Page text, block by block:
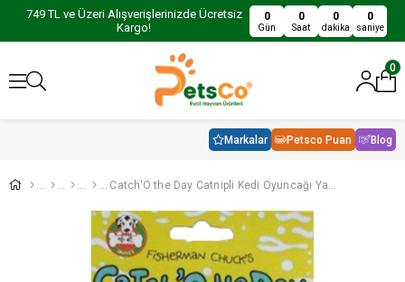
749 TL ve Üzeri Alışverişlerinizde Ücretsiz
Kargo!
0
Gün
0
Saat
0
dakika
0
saniye
0
Markalar Petsco Puan Blog
Catch'O the Day Catnipli Kedi Oyuncağı Yastık